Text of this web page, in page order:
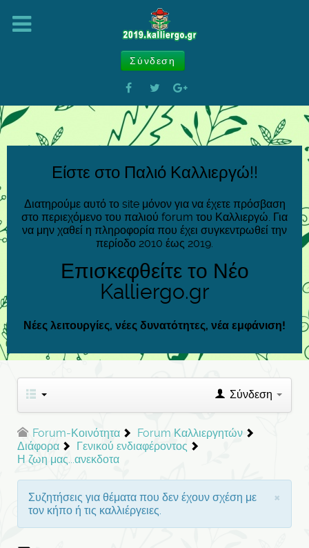
Σύνδεση
Είστε στο Παλιό Καλλιεργώ!!
Διατηρούμε αυτό το site μόνον για να έχετε πρόσβαση
στο περιεχόμενο του παλιού forum του Καλλιεργώ. Για
να μην χαθεί η πληροφορία που έχει συγκεντρωθεί την
περίοδο 2010 έως 2019.
Επισκεφθείτε το Νέο
Kalliergo.gr
Νέες λειτουργίες, νέες δυνατότητες, νέα εμφάνιση!
Σύνδεση
Forum-Κοινότητα
Forum Καλλιεργητών
Διάφορα
Γενικού ενδιαφέροντος
Η ζωη μας...ανεκδοτα
×
Συζητήσεις για θέματα που δεν έχουν σχέση με
τον κήπο ή τις καλλιέργειες.